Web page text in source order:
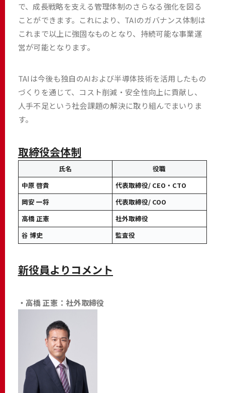
で、成長戦略を支える管理体制のさらなる強化を図る
ことができます。これにより、TAIのガバナンス体制は
これまで以上に強固なものとなり、持続可能な事業運
営が可能となります。
TAIは今後も独自のAIおよび半導体技術を活用したもの
づくりを通じて、コスト削減・安全性向上に貢献し、
人手不足という社会課題の解決に取り組んでまいりま
す。
取締役会体制
氏名
役職
中原 啓貴
代表取締役/ CEO・CTO
岡安 ⼀将
代表取締役/ COO
高橋 正憲
社外取締役
谷 博史
監査役
新役員よりコメント
・高橋 正憲：社外取締役